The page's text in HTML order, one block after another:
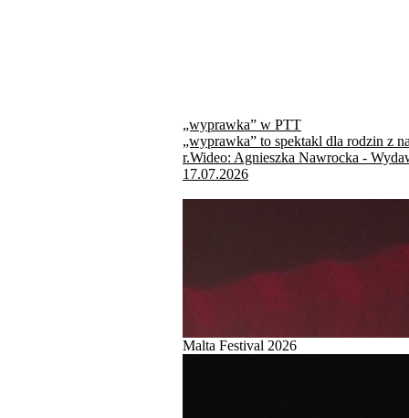
„wyprawka” w PTT
„wyprawka” to spektakl dla rodzin z
r.Wideo: Agnieszka Nawrocka -
17.07.2026
Malta Festival 2026